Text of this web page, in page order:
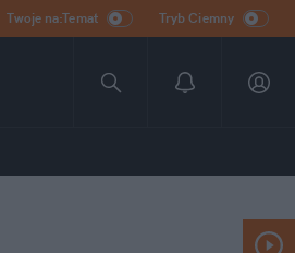
Twoje na:Temat Tryb Ciemny